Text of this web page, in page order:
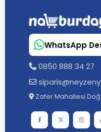
WhatsApp
0850 888 34 27
Zafer Mahallesi